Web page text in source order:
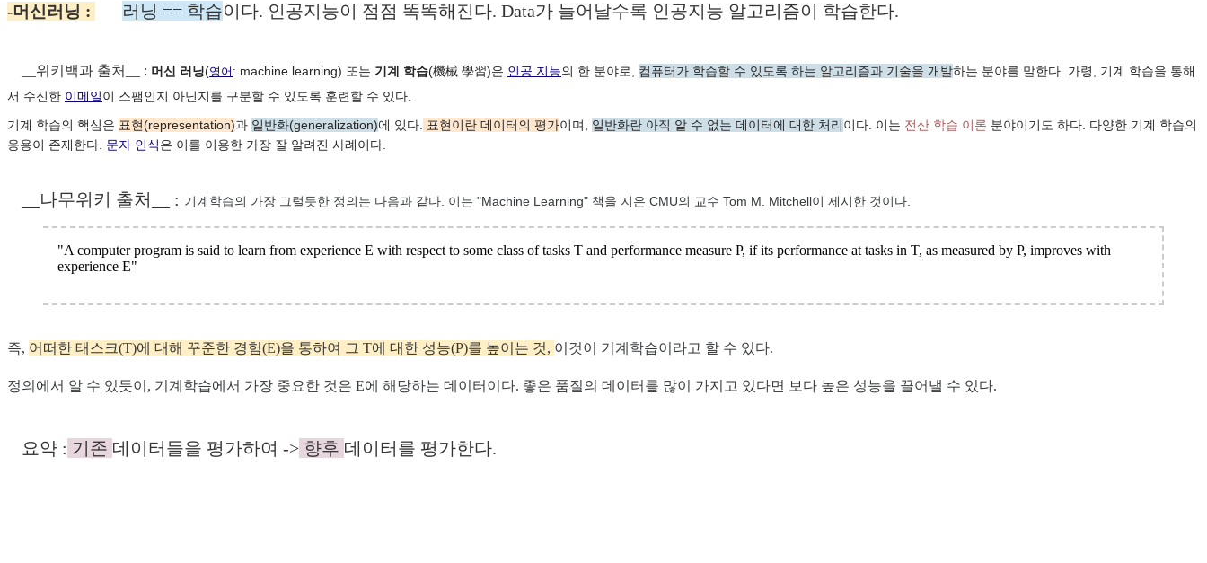
-머신러닝 : 러닝 == 학습이다. 인공지능이 점점 똑똑해진다. Data가 늘어날수록 인공지능 알고리즘이 학습한다.
위키백과 출처__ : 머신 러닝(영어 : machine learning) 또는 기계 학습(機械 學習)은 인공 지능의 한 분야로, 컴퓨터가 학습할 수 있도록 하는 알고리즘과 기술을 개발하는 분야를 말한다. 가령, 기계 학습을 통해
서 수신한 이메일이 스팸인지 아닌지를 구분할 수 있도록 훈련할 수 있다.
기계 학습의 핵심은 표현(representation)과 일반화(generalization)에 있다. 표현이란 데이터의 평가이며, 일반화란 아직 알 수 없는 데이터에 대한 처리이다. 이는 전산 학습 이론 분야이기도 하다. 다양한 기계 학습의
응용이 존재한다. 문자 인식은 이를 이용한 가장 잘 알려진 사례이다.
나무위키 출처__ : 기계학습의 가장 그럴듯한 정의는 다음과 같다. 이는 "Machine Learning" 책을 지은 CMU의 교수 Tom M. Mitchell이 제시한 것이다.
"A computer program is said to learn from experience E with respect to some class of tasks T and performance measure P, if its performance at tasks in T, as measured by P, improves with
experience E"
즉, 어떠한 태스크(T)에 대해 꾸준한 경험(E)을 통하여 그 T에 대한 성능(P)를 높이는 것, 이것이 기계학습이라고 할 수 있다.
정의에서 알 수 있듯이, 기계학습에서 가장 중요한 것은 E에 해당하는 데이터이다. 좋은 품질의 데이터를 많이 가지고 있다면 보다 높은 성능을 끌어낼 수 있다.
요약 : 기존 데이터들을 평가하여 -> 향후 데이터를 평가한다.